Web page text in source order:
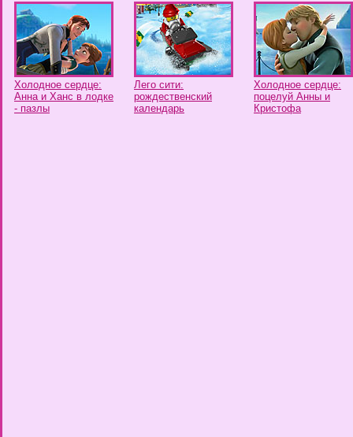
Холодное сердце:
Анна и Ханс в лодке
- пазлы
Лего сити:
рождественский
календарь
Холодное сердце:
поцелуй Анны и
Кристофа